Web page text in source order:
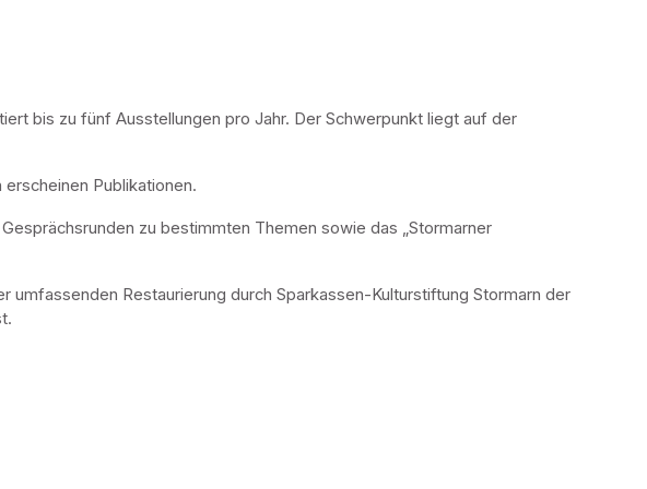
bis zu fünf Ausstellungen pro Jahr. Der Schwerpunkt liegt auf der
Publikationen.
zu bestimmten Themen sowie das „Stormarner
Restaurierung durch Sparkassen-Kulturstiftung Stormarn der